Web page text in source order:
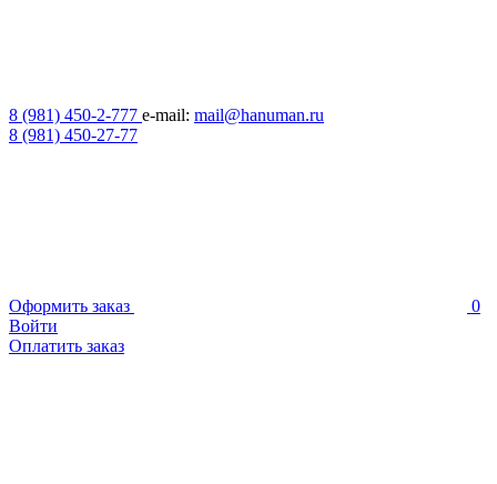
8 (981) 450-2-777 e-mail: mail@hanuman.ru
8 (981) 450-27-77
Оформить заказ
0
Войти
Оплатить заказ